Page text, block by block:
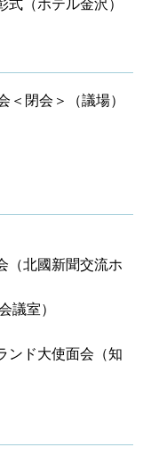
（ホテル金沢）
＜閉会＞（議場）
（北國新聞交流ホ
議室）
ンド大使面会（知